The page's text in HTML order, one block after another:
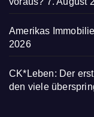
Amerikas
2026
CK*Leben: Der
den viele